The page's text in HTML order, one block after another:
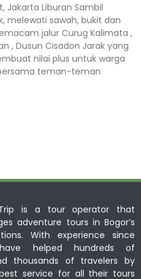
Jakarta Liburan Sambil
melewati sawah, bukit dan
jalur Curug Kalimata ,
, Dusun Cisadon Jarak yang
nilai plus untuk warga
teman-teman
is a tour operator that
adventure tours in Bogor’s
With experience since
helped hundreds of
thousands of travelers by
service for all their tours